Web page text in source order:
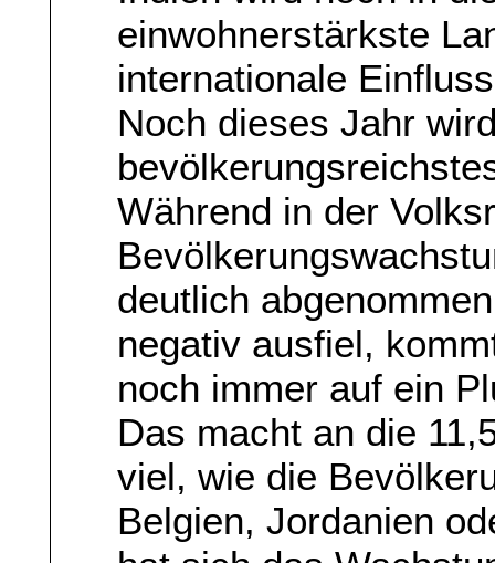
einwohnerstärkste
internationale
Noch dieses Jahr
Während in der
deutlich
negativ ausfiel,
noch immer auf ein
Das macht an die
viel, wie die
Belgien, Jordanien